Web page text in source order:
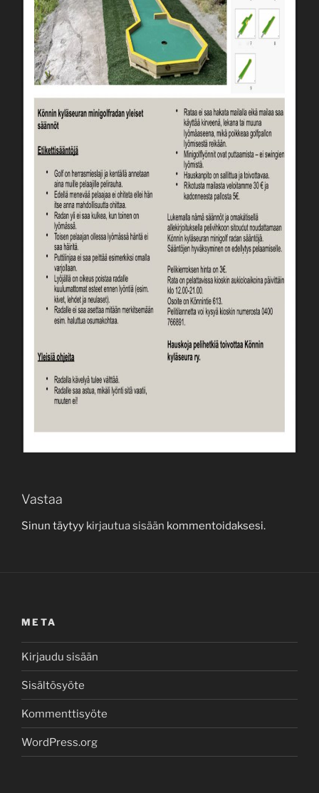
Vastaa
Sinun täytyy kirjautua sisään kommentoidaksesi.
META
Kirjaudu sisään
Sisältösyöte
Kommenttisyöte
WordPress.org